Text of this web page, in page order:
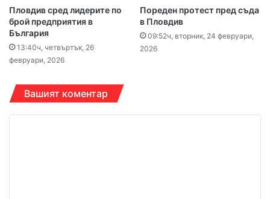
Пловдив сред лидерите по
брой предприятия в
България
13:40ч, четвъртък, 26
февруари, 2026
Пореден протест пред съда
в Пловдив
09:52ч, вторник, 24 февруари,
2026
Вашият коментар